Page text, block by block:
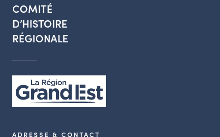
COMITÉ
D’HISTOIRE
RÉGIONALE
ADRESSE & CONTACT